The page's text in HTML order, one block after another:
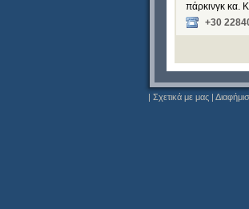
πάρκινγκ κα.
+30
| Σχετικά με μας |